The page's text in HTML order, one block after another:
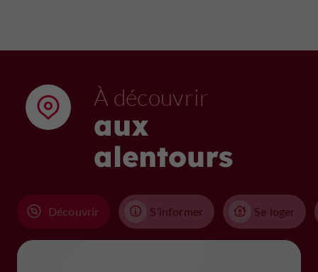
À découvrir
aux
alentours
Découvrir S'informer Se loger